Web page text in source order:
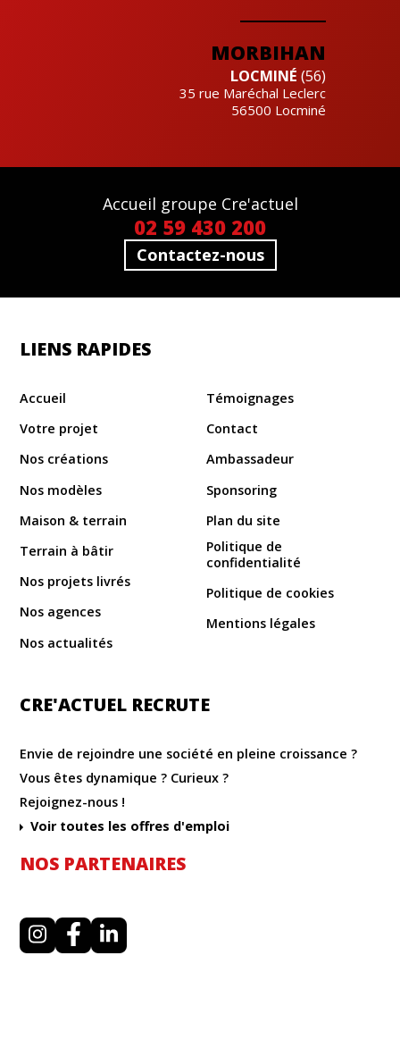
MORBIHAN
LOCMINÉ (56)
35 rue Maréchal Leclerc
56500 Locminé
Accueil groupe Cre'actuel
02 59 430 200
Contactez-nous
LIENS RAPIDES
Accueil
Votre projet
Nos créations
Nos modèles
Maison & terrain
Terrain à bâtir
Nos projets livrés
Nos agences
Nos actualités
Témoignages
Contact
Ambassadeur
Sponsoring
Plan du site
Politique de
confidentialité
Politique de cookies
Mentions légales
CRE'ACTUEL RECRUTE
Envie de rejoindre une société en pleine croissance ?
Vous êtes dynamique ? Curieux ?
Rejoignez-nous !
Voir toutes les offres d'emploi
NOS PARTENAIRES
I
n
F
a
L
i